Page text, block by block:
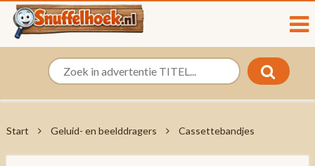
Start Geluid- en beelddragers Cassettebandjes